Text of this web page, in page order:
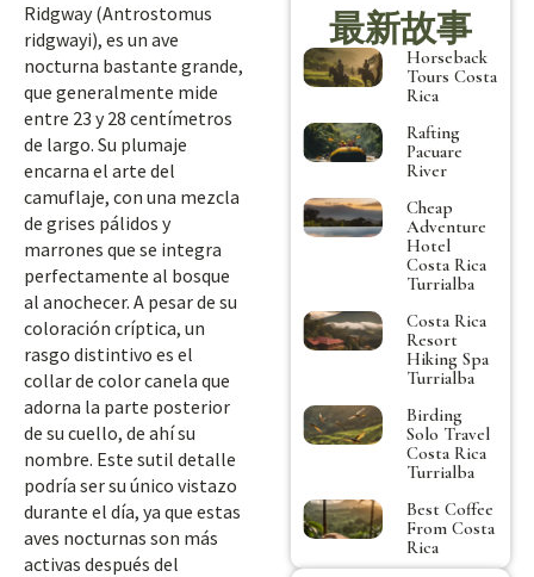
Ridgway (Antrostomus
ridgwayi), es un ave
nocturna bastante grande,
que generalmente mide
entre 23 y 28 centímetros
de largo. Su plumaje
encarna el arte del
camuflaje, con una mezcla
de grises pálidos y
marrones que se integra
perfectamente al bosque
al anochecer. A pesar de su
coloración críptica, un
rasgo distintivo es el
collar de color canela que
adorna la parte posterior
de su cuello, de ahí su
nombre. Este sutil detalle
podría ser su único vistazo
durante el día, ya que estas
aves nocturnas son más
activas después del
最新故事
Horseback
Tours Costa
Rica
Rafting
Pacuare
River
Cheap
Adventure
Hotel
Costa Rica
Turrialba
Costa Rica
Resort
Hiking Spa
Turrialba
Birding
Solo Travel
Costa Rica
Turrialba
Best Coffee
From Costa
Rica